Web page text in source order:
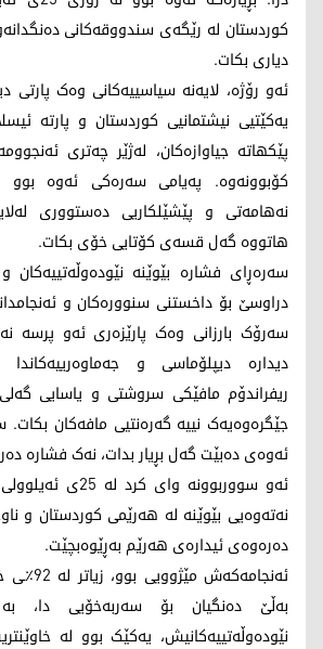
کوردستان لە رێگەی سندووقەکانی
دیاری بکات.
ئەو رۆژە، لایەنە سیاسییەکانی وەک پارتی
یەکێتیی نیشتمانیی کوردستان و پارتە
پێکهاتە جیاوازەکان، لەژێر چەتری
کۆبوونەوە. پەیامی سەرەکی ئەوە
نەهامەتی و پێشێلکاریی دەستووری
هاتووە گەل قسەی کۆتایی خۆی بکات.
سەرەڕای فشارە بێوێنە
دراوسێ بۆ داخستنی سنوورەکان و
سەرۆک بارزانی وەک پارێزەری ئەو پرسە
دیدارە دیپلۆماسی و
ریفراندۆم مافێکی سروشتی و یاسایی
جێگرەوەیەک نییە گەرەنتیی مافەکان
ئەوەی دەبێت گەل بڕیار بدات، نەک فشارە
نەتەوەیی بێوێنە لە هەرێمی کوردستان و
دەرەوەی ئیدارەی هەرێم بەڕێوەبچێت.
بەڵێ دەنگیان بۆ سەربەخۆیی دا،
نێودەوڵەتییەکانیش، یەکێک بوو لە